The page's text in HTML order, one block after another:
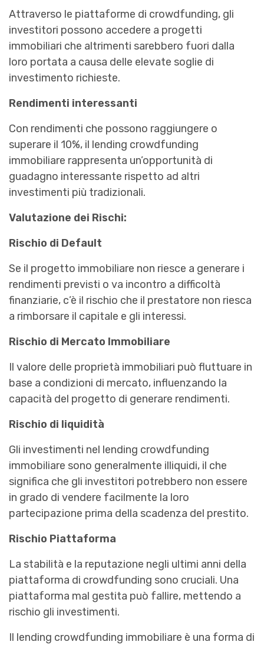
Attraverso le piattaforme di crowdfunding, gli
investitori possono accedere a progetti
immobiliari che altrimenti sarebbero fuori dalla
loro portata a causa delle elevate soglie di
investimento richieste.
Rendimenti interessanti
Con rendimenti che possono raggiungere o
superare il 10%, il lending crowdfunding
immobiliare rappresenta un’opportunità di
guadagno interessante rispetto ad altri
investimenti più tradizionali.
Valutazione dei Rischi:
Rischio di Default
Se il progetto immobiliare non riesce a generare i
rendimenti previsti o va incontro a difficoltà
finanziarie, c’è il rischio che il prestatore non riesca
a rimborsare il capitale e gli interessi.
Rischio di Mercato Immobiliare
Il valore delle proprietà immobiliari può fluttuare in
base a condizioni di mercato, influenzando la
capacità del progetto di generare rendimenti.
Rischio di liquidità
Gli investimenti nel lending crowdfunding
immobiliare sono generalmente illiquidi, il che
significa che gli investitori potrebbero non essere
in grado di vendere facilmente la loro
partecipazione prima della scadenza del prestito.
Rischio Piattaforma
La stabilità e la reputazione negli ultimi anni della
piattaforma di crowdfunding sono cruciali. Una
piattaforma mal gestita può fallire, mettendo a
rischio gli investimenti.
Il lending crowdfunding immobiliare è una forma di